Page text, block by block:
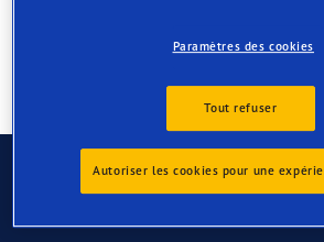
Contactez-nous
Paramètres des cookies
Tout refuser
Autoriser les cookies pour une